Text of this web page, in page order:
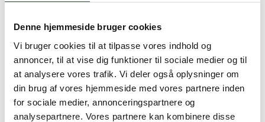
Denne hjemmeside bruger cookies
Vi bruger cookies til at tilpasse vores indhold og
annoncer, til at vise dig funktioner til sociale medier og til
at analysere vores trafik. Vi deler også oplysninger om
din brug af vores hjemmeside med vores partnere inden
for sociale medier, annonceringspartnere og
analysepartnere. Vores partnere kan kombinere disse
Hurtig levering (30 min. i Kbh)
Hurtigt leveringen via GLS, og DAO
Faste lave priser*
*Gælder ikke ernæringsprodukter.
Stort udvalg af kendte